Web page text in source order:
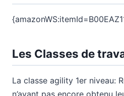
Les Classes de
La classe agility 1er niveau:
n’ayant pas encore obtenu